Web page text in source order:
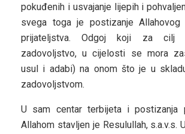
pokuđenih i usvajanje lijepih i
svega toga je postizanje
prijateljstva. Odgoj koji za cilj
zadovoljstvo, u cijelosti se mora
usul i adabi) na onom što je u
zadovoljstvom.
U sam centar terbijeta i postizanja
Allahom stavljen je Resulullah, s.a.v.s.